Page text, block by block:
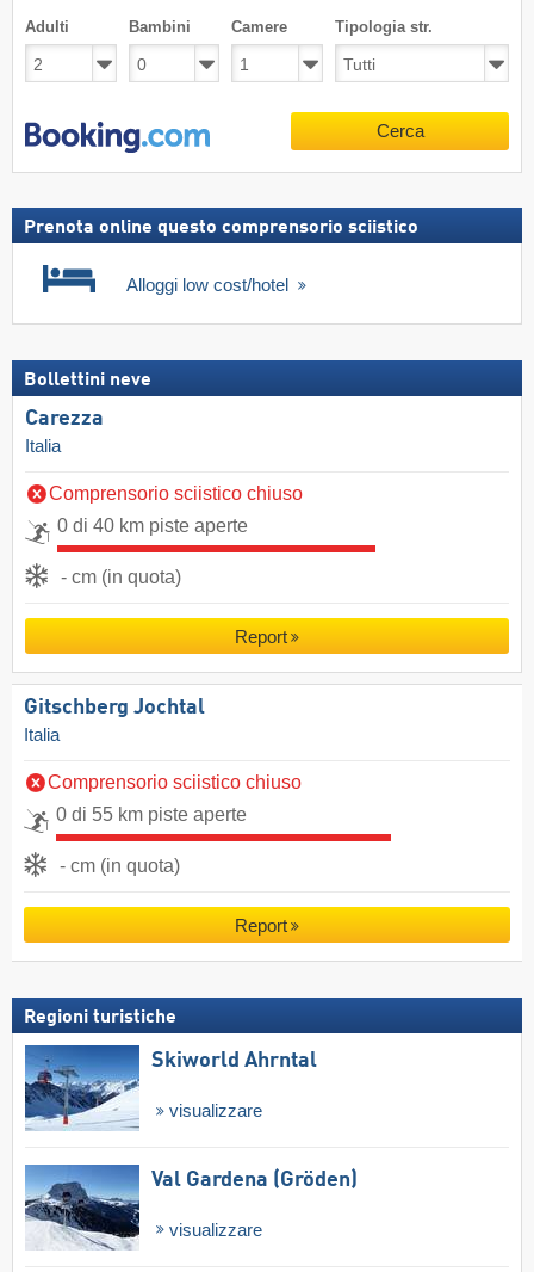
Adulti Bambini Camere Tipologia str.
Cerca
Prenota online questo comprensorio sciistico
Alloggi low cost/hotel
Bollettini neve
Carezza
Italia
Comprensorio sciistico chiuso
0 di 40 km piste aperte
- cm (in quota)
Report
Gitschberg Jochtal
Italia
Comprensorio sciistico chiuso
0 di 55 km piste aperte
- cm (in quota)
Report
Regioni turistiche
Skiworld Ahrntal
visualizzare
Val Gardena (Gröden)
visualizzare